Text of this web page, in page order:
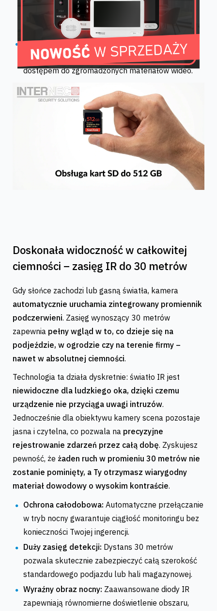
bezobsługowy – na karcie zawsze znajdzie się
miejsce na najnowsze zdarzenia.
Prywatność danych:
Nagrania pozostają fizycznie
w kamerze, co daje Ci wyłączną kontrolę nad
dostępem do zgromadzonych materiałów wideo.
Doskonała widoczność w całkowitej
ciemności – zasięg IR do 30 metrów
Gdy słońce zachodzi lub gasną światła, kamera
automatycznie uruchamia zintegrowany promiennik
podczerwieni. Zasięg wynoszący 30 metrów
zapewnia pełny wgląd w to, co dzieje się na
podjeździe, w ogrodzie czy na terenie firmy –
nawet w absolutnej ciemności.
Technologia ta działa dyskretnie: światło IR jest
niewidoczne dla ludzkiego oka, dzięki czemu
urządzenie nie przyciąga uwagi intruzów.
Jednocześnie dla obiektywu kamery scena pozostaje
jasna i czytelna, co pozwala na precyzyjne
rejestrowanie zdarzeń przez całą dobę. Zyskujesz
pewność, że żaden ruch w promieniu 30 metrów nie
zostanie pominięty, a Ty otrzymasz wiarygodny
materiał dowodowy o wysokim kontraście.
Ochrona całodobowa: Automatyczne przełączanie
w tryb nocny gwarantuje ciągłość monitoringu bez
konieczności Twojej ingerencji.
Duży zasięg detekcji: Dystans 30 metrów
pozwala skutecznie zabezpieczyć całą szerokość
standardowego podjazdu lub hali magazynowej.
Wyraźny obraz nocny: Zaawansowane diody IR
zapewniają równomierne doświetlenie obszaru,